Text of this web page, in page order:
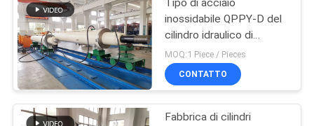
SULLA
PRIVACY
industriali
Tipo di acciaio
inossidabile QPPY-D del
cilindro idraulico di
industria petrolifera
MOQ:1 Piece / Pieces
CONTATTO
Fabbrica di cilindri